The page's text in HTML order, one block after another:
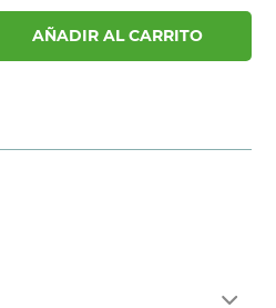
AÑADIR AL CARRITO